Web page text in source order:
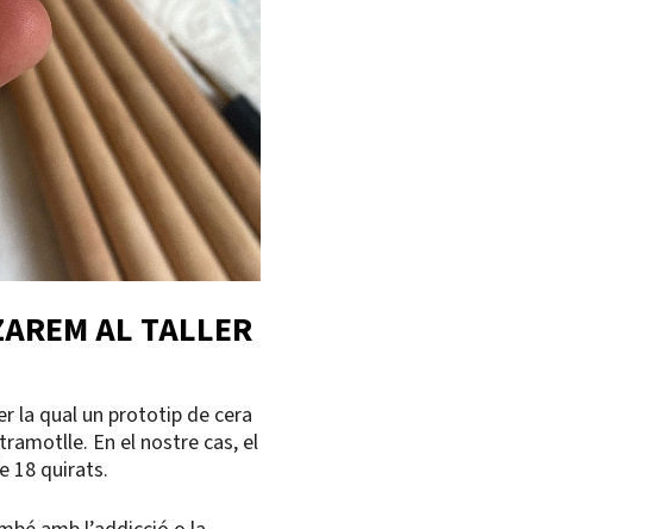
AL TALLER
la qual un prototip de cera
En el nostre cas, el
18 quirats.